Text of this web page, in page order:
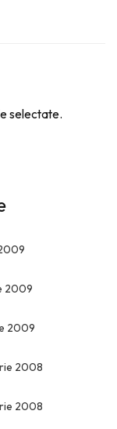
selectate.